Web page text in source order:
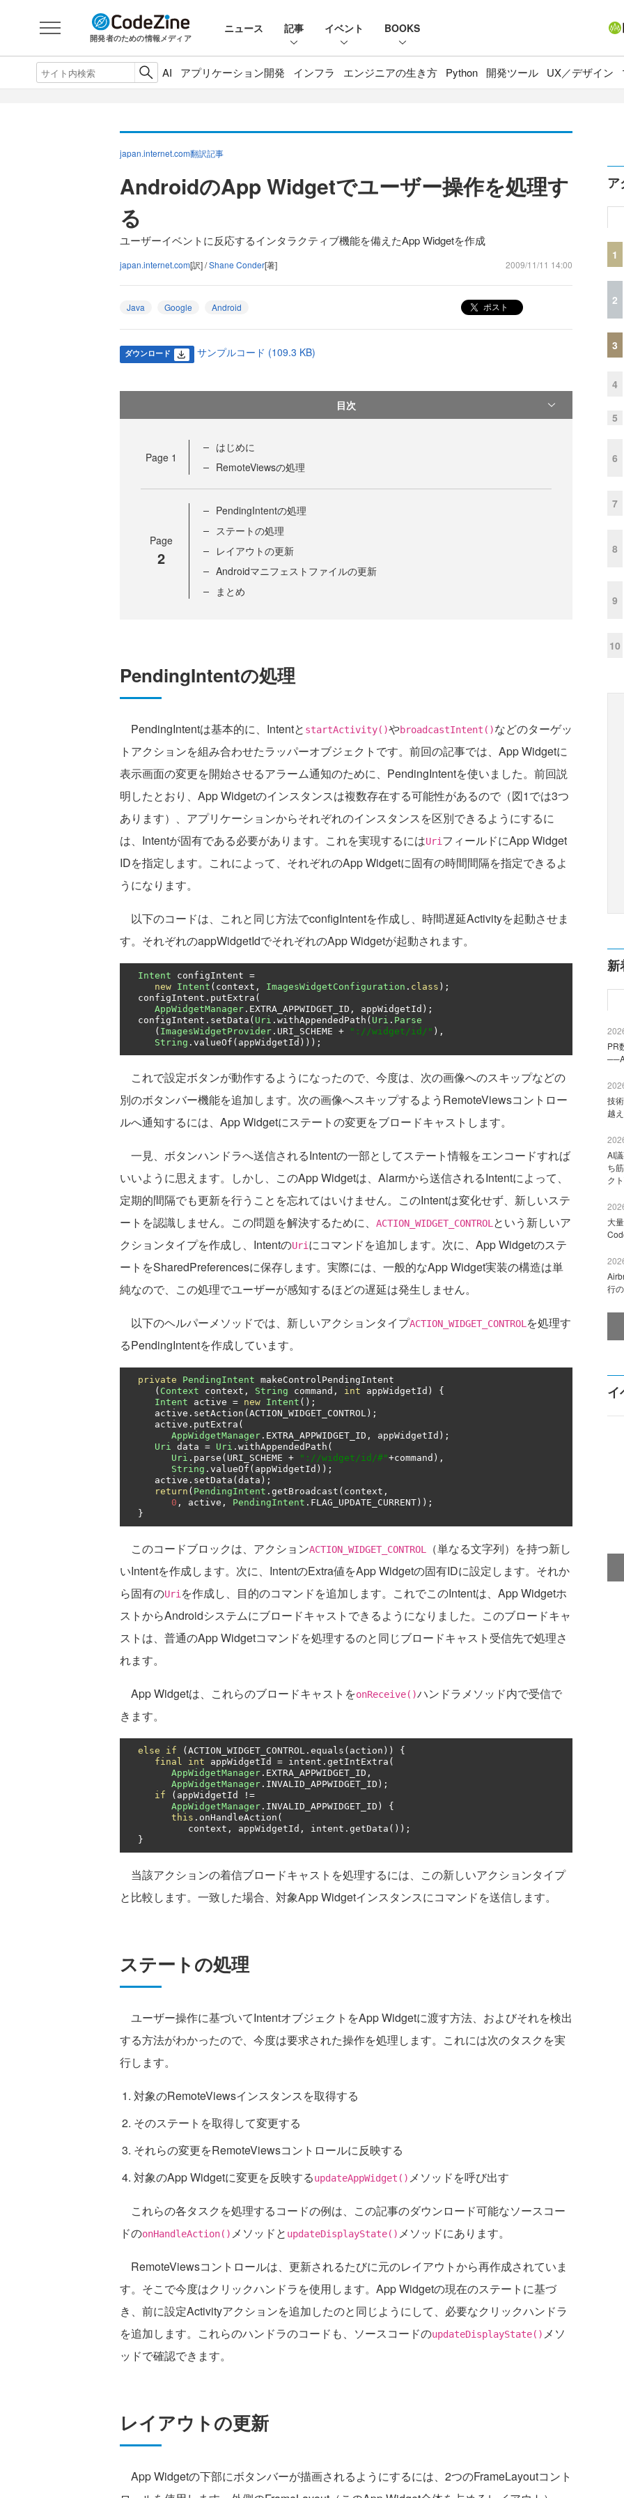
開発者のための情報メディア
ニュース 記事 イベント BOOKS
AI アプリケーション開発 インフラ エンジニアの生き方 Python 開発ツール UX／デザイン
japan.internet.com翻訳記事
AndroidのApp Widgetでユーザー操作を処理す
る
ユーザーイベントに反応するインタラクティブ機能を備えたApp Widgetを作成
japan.internet.com[訳] /Shane Conder[著] 2009/11/11 14:00
Java Google Android ポスト
ダウンロード サンプルコード (109.3 KB)
目次
Page 1
はじめに
RemoteViewsの処理
Page
2
PendingIntentの処理
ステートの処理
レイアウトの更新
Androidマニフェストファイルの更新
まとめ
PendingIntentの処理
PendingIntentは基本的に、Intentと startActivity()やbroadcastIntent()などのターゲッ
トアクションを組み合わせたラッパーオブジェクトです。前回の記事では、App Widgetに
表示画面の変更を開始させるアラーム通知のために、PendingIntentを使いました。前回説
明したとおり、App Widgetのインスタンスは複数存在する可能性があるので（図1では3つ
あります）、アプリケーションからそれぞれのインスタンスを区別できるようにするに
は、Intentが固有である必要があります。これを実現するにはUriフィールドにApp Widget
IDを指定します。これによって、それぞれのApp Widgetに固有の時間間隔を指定できるよ
うになります。
以下のコードは、これと同じ方法でconfigIntentを作成し、時間遅延Activityを起動させま
す。それぞれのappWidgetIdでそれぞれのApp Widgetが起動されます。
Intent configIntent =
new Intent ( context , ImagesWidgetConfiguration . class );
  configIntent
. putExtra (
AppWidgetManager . EXTRA_APPWIDGET_ID , appWidgetId );
  configIntent
. setData ( Uri . withAppendedPath ( Uri . Parse
( ImagesWidgetProvider . URI_SCHEME + "://widget/id/" ),
String . valueOf ( appWidgetId )));
これで設定ボタンが動作するようになったので、今度は、次の画像へのスキップなどの
別のボタンバー機能を追加します。次の画像へスキップするようRemoteViewsコントロー
ルへ通知するには、App Widgetにステートの変更をブロードキャストします。
一見、ボタンハンドラへ送信されるIntentの一部としてステート情報をエンコードすれば
いいように思えます。しかし、このApp Widgetは、Alarmから送信されるIntentによって、
定期的間隔でも更新を行うことを忘れてはいけません。このIntentは変化せず、新しいステ
ートを認識しません。この問題を解決するために、
ACTION_WIDGET_CONTROLという新しいア
クションタイプを作成し、IntentのUriにコマンドを追加します。次に、App Widgetのステ
ートをSharedPreferencesに保存します。実際には、一般的なApp Widget実装の構造は単
純なので、この処理でユーザーが感知するほどの遅延は発生しません。
以下のヘルパーメソッドでは、新しいアクションタイプACTION_WIDGET_CONTROLを処理す
るPendingIntentを作成しています。
private PendingIntent makeControlPendingIntent
( Context context , String command , int appWidgetId )
{
Intent active = new Intent ();
     active
. setAction ( ACTION_WIDGET_CONTROL );
     active
. putExtra (
AppWidgetManager . EXTRA_APPWIDGET_ID , appWidgetId );
Uri data = Uri . withAppendedPath (
Uri . parse ( URI_SCHEME + "://widget/id/#"+command ),
String . valueOf ( appWidgetId ));
     active
. setData ( data );
return ( PendingIntent . getBroadcast ( context ,
0 , active , PendingIntent . FLAG_UPDATE_CURRENT ));
}
このコードブロックは、アクションACTION_WIDGET_CONTROL
（単なる文字列）を持つ新し
いIntentを作成します。次に、IntentのExtra値をApp Widgetの固有IDに設定します。それか
ら固有のUriを作成し、目的のコマンドを追加します。これでこのIntentは、App Widgetホ
ストからAndroidシステムにブロードキャストできるようになりました。このブロードキャ
ストは、普通のApp Widgetコマンドを処理するのと同じブロードキャスト受信先で処理さ
れます。
App Widgetは、これらのブロードキャストをonReceive()ハンドラメソッド内で受信で
きます。
else if ( ACTION_WIDGET_CONTROL . equals ( action ))
{
final
int appWidgetId = intent . getIntExtra (
AppWidgetManager . EXTRA_APPWIDGET_ID ,
AppWidgetManager . INVALID_APPWIDGET_ID );
if
( appWidgetId
!=
AppWidgetManager . INVALID_APPWIDGET_ID )
{
this . onHandleAction (
           context
, appWidgetId , intent . getData ());
}
当該アクションの着信ブロードキャストを処理するには、この新しいアクションタイプ
と比較します。一致した場合、対象App Widgetインスタンスにコマンドを送信します。
ステートの処理
ユーザー操作に基づいてIntentオブジェクトをApp Widgetに渡す方法、およびそれを検出
する方法がわかったので、今度は要求された操作を処理します。これには次のタスクを実
行します。
対象のRemoteViewsインスタンスを取得する
そのステートを取得して変更する
それらの変更をRemoteViewsコントロールに反映する
対象のApp Widgetに変更を反映するupdateAppWidget() メソッドを呼び出す
これらの各タスクを処理するコードの例は、この記事のダウンロード可能なソースコー
ドのonHandleAction() メソッドと updateDisplayState() メソッドにあります。
RemoteViewsコントロールは、更新されるたびに元のレイアウトから再作成されていま
す。そこで今度はクリックハンドラを使用します。App Widgetの現在のステートに基づ
き、前に設定Activityアクションを追加したのと同じようにして、必要なクリックハンドラ
を追加します。これらのハンドラのコードも、ソースコードのupdateDisplayState() メソ
ッドで確認できます。
レイアウトの更新
App Widgetの下部にボタンバーが描画されるようにするには、2つのFrameLayoutコント
ア
1
2
3
4
5
6
7
8
9
10
新
PR
技
越
AI
ち
ク
大
行
イ